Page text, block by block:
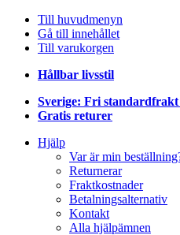
Till huvudmenyn
Gå till innehållet
Till varukorgen
Hållbar livsstil
Sverige: Fri standardfrakt
Gratis returer
Hjälp
Var är min
Returnerar
Fraktkostnader
Betalningsalternativ
Kontakt
Alla hjälpämnen